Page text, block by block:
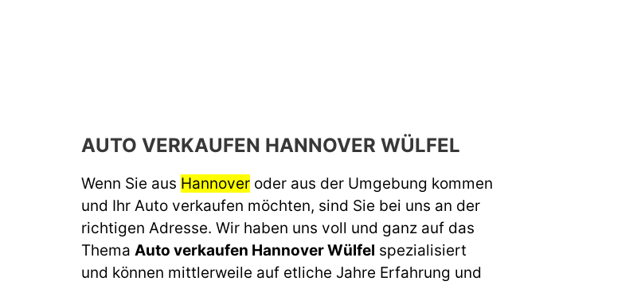
AUTO VERKAUFEN HANNOVER WÜLFEL
Wenn Sie aus Hannover oder aus der Umgebung kommen
und Ihr Auto verkaufen möchten, sind Sie bei uns an der
richtigen Adresse. Wir haben uns voll und ganz auf das
Thema Auto verkaufen Hannover Wülfel spezialisiert
und können mittlerweile auf etliche Jahre Erfahrung und